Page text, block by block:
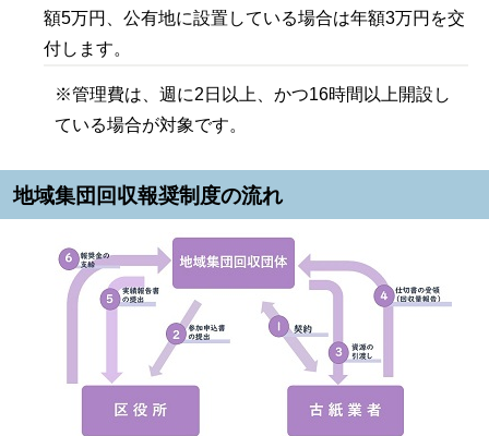
額5万円、公有地に設置している場合は年額3万円を交
付します。
※管理費は、週に2日以上、かつ16時間以上開設し
ている場合が対象です。
地域集団回収報奨制度の流れ